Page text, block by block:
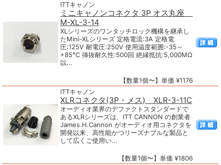
ITTキャノン
ミニキャノンコネクタ 3P オス丸座
M-XL-3-14
XLシリーズのワンタッチロック機構を継承し
たMini-XLシリーズ 定格電流:3A 定格電
圧:125V 耐電圧:250V 使用温度範囲:-35～
+85℃ 挿抜耐久性:500回 絶縁抵抗:5,000MΩ
以...
【数量1個〜】単価 ¥1176
ITTキャノン
XLRコネクタ(3P・メス) XLR-3-11C
オーディオ業界のデファクトスタンダードで
あるXLRシリーズは、ITT CANNON の創業者
James.H.Cannon がオーディオ用コネクタを
開発以来、高性能かつリーズナブルな製品と
して広くご使用い...
【数量1個〜】単価 ¥1806